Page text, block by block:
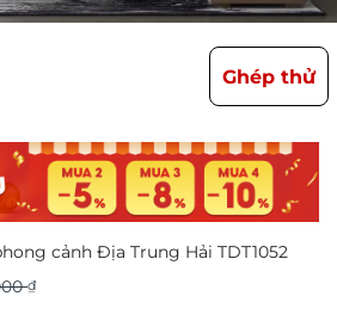
Ghép thử
cảnh Địa Trung Hải TDT1052
₫